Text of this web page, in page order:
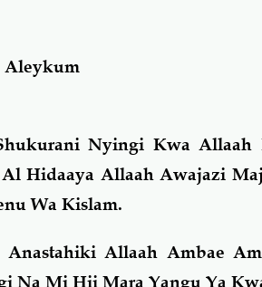
Aleykum
Nyingi Kwa
Al Hidaaya Allaah Awajazi
Wa Kislam.
Anastahiki Allaah Ambae
Na Mi Hii Mara Yangu Ya